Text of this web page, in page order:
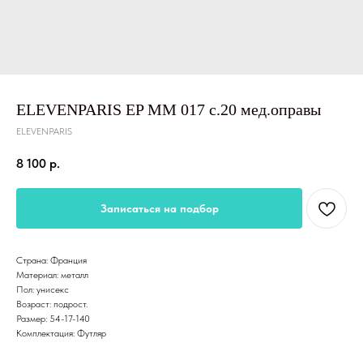
ELEVENPARIS EP MM 017 c.20 мед.оправы
ELEVENPARIS
8 100 р.
Записаться на подбор
Страна: Франция
Материал: металл
Пол: унисекс
Возраст: подрост.
Размер: 54-17-140
Комплектация: Футляр